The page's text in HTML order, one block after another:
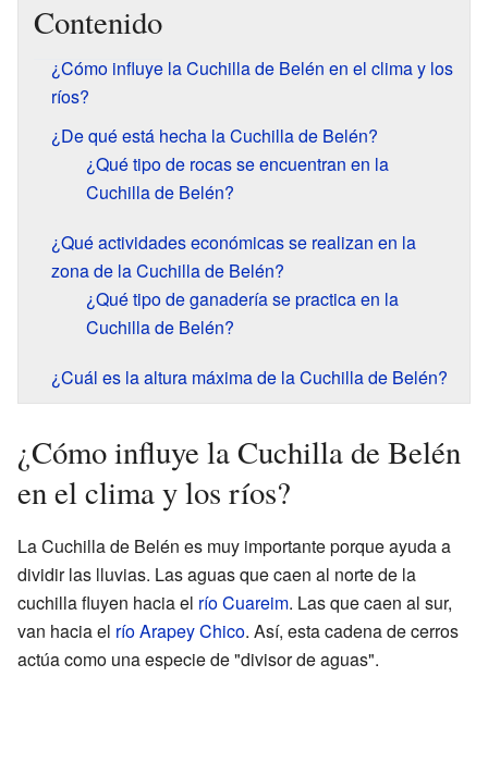
Contenido
¿Cómo influye la Cuchilla de Belén en el clima y los
ríos?
¿De qué está hecha la Cuchilla de Belén?
¿Qué tipo de rocas se encuentran en la
Cuchilla de Belén?
¿Qué actividades económicas se realizan en la
zona de la Cuchilla de Belén?
¿Qué tipo de ganadería se practica en la
Cuchilla de Belén?
¿Cuál es la altura máxima de la Cuchilla de Belén?
¿Cómo influye la Cuchilla de Belén
en el clima y los ríos?
La Cuchilla de Belén es muy importante porque ayuda a
dividir las lluvias. Las aguas que caen al norte de la
cuchilla fluyen hacia el río Cuareim. Las que caen al sur,
van hacia el río Arapey Chico. Así, esta cadena de cerros
actúa como una especie de "divisor de aguas".